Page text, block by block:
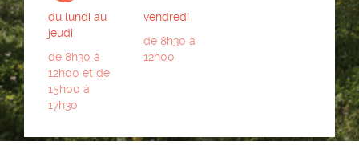
du lundi au
jeudi
de 8h30 à
12h00 et de
15h00 à
17h30
vendredi
de 8h30 à
12h00